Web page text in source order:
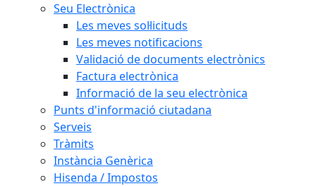
Seu Electrònica
Les meves sol·licituds
Les meves notificacions
Validació de documents electrònics
Factura electrònica
Informació de la seu electrònica
Punts d'informació ciutadana
Serveis
Tràmits
Instància Genèrica
Hisenda / Impostos